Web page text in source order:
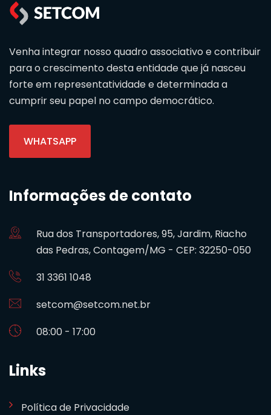
Venha integrar nosso quadro associativo e contribuir
para o crescimento desta entidade que já nasceu
forte em representatividade e determinada a
cumprir seu papel no campo democrático.
WHATSAPP
Informações de contato
Rua dos Transportadores, 95, Jardim, Riacho
das Pedras, Contagem/MG - CEP: 32250-050
31 3361 1048
setcom@setcom.net.br
08:00 - 17:00
Links
Política de Privacidade